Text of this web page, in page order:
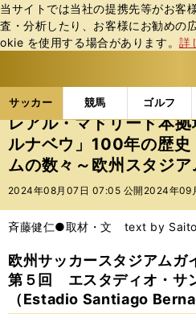
当サイトでは当社の提携先等がお客
査・分析したり、お客様にお勧めの
okie を使⽤する場合があります。詳
サッカー 競馬 ゴルフ
ス
ポ
ル
テ
ー
バ
サッカーの記事一覧 海
レアル・マドリード本
ルナベウ」100年の歴
ムの数々～欧州スタジア
2024年08月07日 07:05 公開 2024年09
斉藤健仁●取材・文 text by
欧州サッカースタジアム
第５回 エスタディオ・サ
（Estadio Santiago